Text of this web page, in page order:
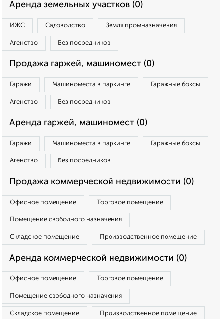
Аренда земельных участков (0)
ИЖС Садоводство Земля промназначения
Агенство Без посредников
Продажа гаржей, машиномест (0)
Гаражи Машиноместа в паркинге Гаражные боксы
Агенство Без посредников
Аренда гаржей, машиномест (0)
Гаражи Машиноместа в паркинге Гаражные боксы
Агенство Без посредников
Продажа коммерческой недвижимости (0)
Офисное помещение Торговое помещение
Помещение свободного назначения
Складское помещение Производственное помещение
Аренда коммерческой недвижимости (0)
Офисное помещение Торговое помещение
Помещение свободного назначения
Складское помещение Производственное помещение